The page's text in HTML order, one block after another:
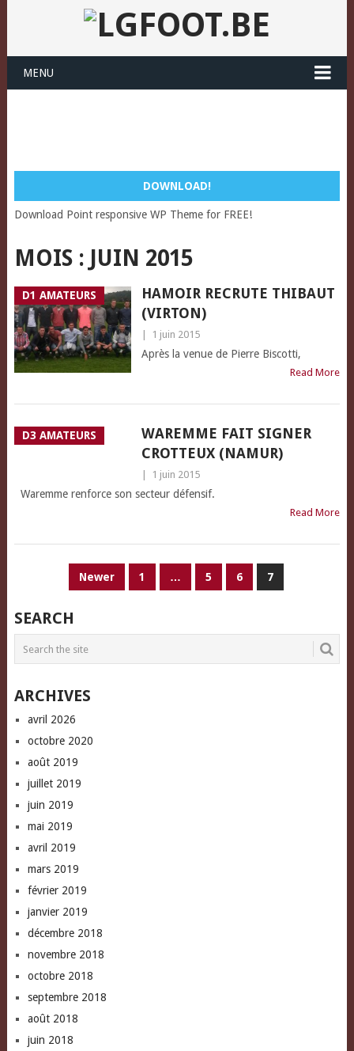
MENU
DOWNLOAD!
Download Point responsive WP Theme for FREE!
MOIS : JUIN 2015
D1 AMATEURS
HAMOIR RECRUTE THIBAUT
(VIRTON)
1 juin 2015
Après la venue de Pierre Biscotti,
Read More
D3 AMATEURS
WAREMME FAIT SIGNER
CROTTEUX (NAMUR)
1 juin 2015
Waremme renforce son secteur défensif.
Read More
PAGINATION
PUBLICATIONS
Newer 1 … 5 6 7
SEARCH
ARCHIVES
avril 2026
octobre 2020
août 2019
juillet 2019
juin 2019
mai 2019
avril 2019
mars 2019
février 2019
janvier 2019
décembre 2018
novembre 2018
octobre 2018
septembre 2018
août 2018
juin 2018